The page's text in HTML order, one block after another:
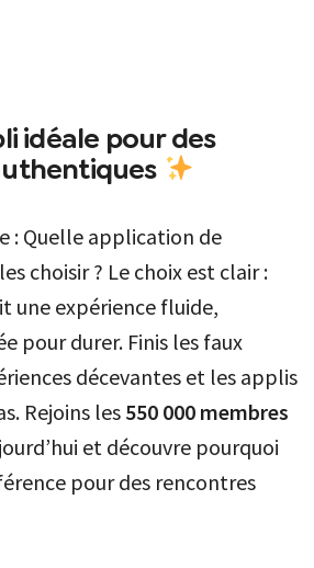
idéale pour des
: Quelle application de
choisir ? Le choix est clair :
une expérience fluide,
pour durer. Finis les faux
décevantes et les applis
Rejoins les 550 000 membres
et découvre pourquoi
pour des rencontres